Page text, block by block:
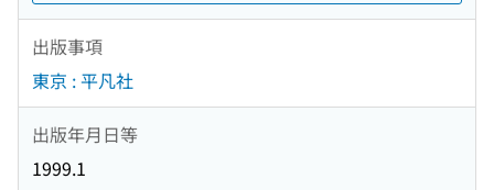
出版事項
東京 : 平凡社
出版年月日等
1999.1